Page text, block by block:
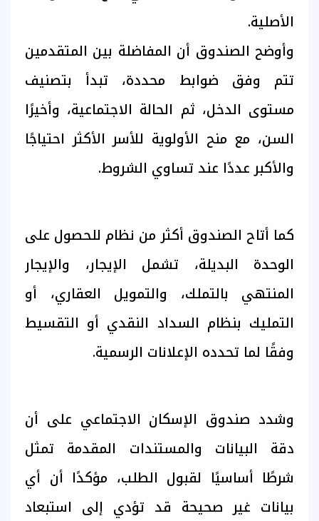
الأصلية.
وأوضح الصندوق أن المفاضلة بين المتقدمين
تتم وفق ضوابط محددة، تبدأ بتصنيف
مستوى الدخل، ثم الحالة الاجتماعية، وأخيرًا
السن، مع منح الأولوية للأسر الأكثر احتياجًا
والأكبر عددًا عند تساوي الشروط.
كما أتاح الصندوق أكثر من نظام للحصول على
الوحدة البديلة، تشمل الإيجار، والإيجار
المنتهي بالتملك، والتمويل العقاري، أو
التمليك بنظام السداد النقدي أو التقسيط
وفقًا لما تحدده الإعلانات الرسمية.
وشدد صندوق الإسكان الاجتماعي على أن
دقة البيانات والمستندات المقدمة تمثل
شرطًا أساسيًا لقبول الطلب، مؤكدًا أن أي
بيانات غير صحيحة قد تؤدي إلى استبعاد